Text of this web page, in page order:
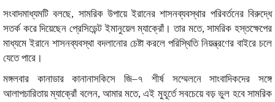
সংবাদমাধ্যমটি বলছে, সামরিক উপায়ে ইরানের শাসনব্যবস্থার পরিবর্তনের বিরুদ্ধে
সতর্ক করে দিয়েছেন প্রেসিডেন্ট ইমানুয়েল ম্যাক্রোঁ। তার মতে, সামরিক হস্তক্ষেপের
মাধ্যমে ইরানে শাসনব্যবস্থা বদলানোর চেষ্টা করলে পরিস্থিতি নিয়ন্ত্রণের বাইরে চলে
যেতে পারে।
মঙ্গলবার কানাডার কানানাসকিসে জি–৭ শীর্ষ সম্মেলনে সাংবাদিকদের সঙ্গে
আলাপচারিতায় ম্যাক্রোঁ বলেন, আমার মতে, এই মুহূর্তে সবচেয়ে বড় ভুল হবে সামরিক